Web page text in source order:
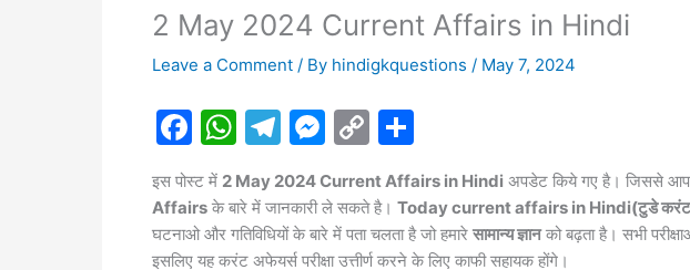
2 May 2024 Current Affairs in Hindi
Leave a Comment / By hindigkquestions / May 7, 2024
F
a
c
e
W
at
s
T
e
gr
M
s
s
C
p
y
h
ar
e
इस पोस्ट में 2 May 2024 Current Affairs in Hindi अपडेट किये गए है। जिससे आप
Affairs के बारे में जानकारी ले सकते है। Today current affairs in Hindi(टुडे करंट
घटनाओ और गतिविधियों के बारे में पता चलता है जो हमारे सामान्य ज्ञानको बढ़ता है। सभी
इसलिए यह करंट अफेयर्स परीक्षा उत्तीर्ण करने के लिए काफी सहायक होंगे।